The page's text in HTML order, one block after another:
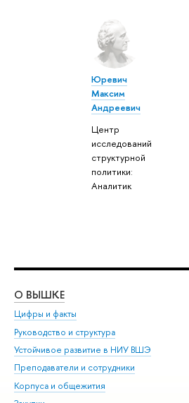
Юревич
Максим
Андреевич
Центр
исследований
структурной
политики:
Аналитик
О ВЫШКЕ
Цифры и факты
Руководство и структура
Устойчивое развитие в НИУ ВШЭ
Преподаватели и сотрудники
Корпуса и общежития